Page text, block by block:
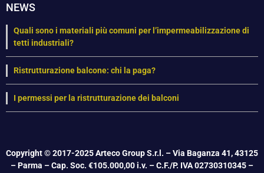
NEWS
Quali sono i materiali più comuni per l’impermeabilizzazione di
tetti industriali?
Ristrutturazione balcone: chi la paga?
I permessi per la ristrutturazione dei balconi
Copyright © 2017-2025 Arteco Group S.r.l. – Via Baganza 41, 43125
– Parma – Cap. Soc. €105.000,00 i.v. – C.F./P. IVA 02730310345 –